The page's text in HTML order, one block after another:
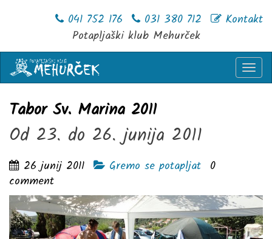
Kontakt
031 380 712
041 752 176
Potapljaški klub Mehurček
Tabor Sv. Marina 2011
Od 23. do 26. junija 2011
26 junij 2011 Gremo se potapljat 0
comment